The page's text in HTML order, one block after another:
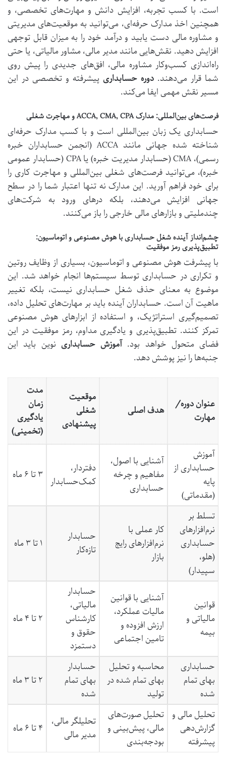
است. با کسب تجربه، افزایش دانش و مهارت‌های تخصصی، و
همچنین اخذ مدارک حرفه‌ای، می‌توانید به موقعیت‌های مدیریتی
و مشاوره مالی دست یابید و درآمد خود را به میزان قابل توجهی
افزایش دهید. نقش‌هایی مانند مدیر مالی، مشاور مالیاتی، یا حتی
راه‌اندازی کسب‌وکار مشاوره مالی، افق‌های جدیدی را پیش روی
شما قرار می‌دهند. دوره حسابداری پیشرفته و تخصصی در این
مسیر نقش مهمی ایفا می‌کند.
فرصت‌های بین‌المللی: مدارک ACCA, CMA, CPA و مهاجرت شغلی
حسابداری یک زبان بین‌المللی است و با کسب مدارک حرفه‌ای
شناخته شده جهانی مانند ACCA (انجمن حسابداران خبره
رسمی)، CMA (حسابدار مدیریت خبره) یا CPA (حسابدار عمومی
خبره)، می‌توانید فرصت‌های شغلی بین‌المللی و مهاجرت کاری را
برای خود فراهم آورید. این مدارک نه تنها اعتبار شما را در سطح
جهانی افزایش می‌دهند، بلکه درهای ورود به شرکت‌های
چندملیتی و بازارهای مالی خارجی را باز می‌کنند.
چشم‌انداز آینده شغل حسابداری با هوش مصنوعی و اتوماسیون:
تطبیق‌پذیری رمز موفقیت
با پیشرفت هوش مصنوعی و اتوماسیون، بسیاری از وظایف روتین
و تکراری در حسابداری توسط سیستم‌ها انجام خواهد شد. این
موضوع به معنای حذف شغل حسابداری نیست، بلکه تغییر
ماهیت آن است. حسابداران آینده باید بر مهارت‌های تحلیل داده،
تصمیم‌گیری استراتژیک، و استفاده از ابزارهای هوش مصنوعی
تمرکز کنند. تطبیق‌پذیری و یادگیری مداوم، رمز موفقیت در این
فضای متحول خواهد بود. آموزش حسابداری نوین باید این
جنبه‌ها را نیز پوشش دهد.
عنوان دوره/
مهارت
هدف اصلی
موقعیت
شغلی
پیشنهادی
مدت
زمان
یادگیری
(تخمینی)
آموزش
حسابداری از
پایه
(مقدماتی)
آشنایی با اصول،
مفاهیم و چرخه
حسابداری
دفتردار،
کمک‌حسابدار
۳ تا ۶ ماه
تسلط بر
نرم‌افزارهای
حسابداری
(هلو،
سپیدار)
کار عملی با
نرم‌افزارهای رایج
بازار
حسابدار
تازه‌کار
۱ تا ۳ ماه
قوانین
مالیاتی و
بیمه
آشنایی با قوانین
مالیات عملکرد،
ارزش افزوده و
تامین اجتماعی
حسابدار
مالیاتی،
کارشناس
حقوق و
دستمزد
۲ تا ۴ ماه
حسابداری
بهای تمام
شده
محاسبه و تحلیل
بهای تمام شده در
تولید
حسابدار
بهای تمام
شده
۲ تا ۳ ماه
تحلیل مالی و
گزارش‌دهی
پیشرفته
تحلیل صورت‌های
مالی، پیش‌بینی و
بودجه‌بندی
تحلیلگر مالی،
مدیر مالی
۴ تا ۶ ماه